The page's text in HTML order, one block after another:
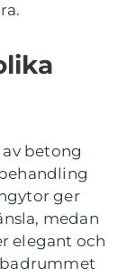
betong
ger
medan
elegant och